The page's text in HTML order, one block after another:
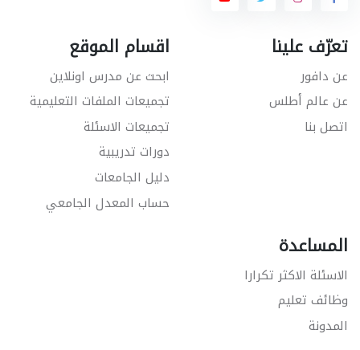
تعرّف علينا
عن دافور
عن عالم أطلس
اتصل بنا
اقسام الموقع
ابحث عن مدرس اونلاين
تجميعات الملفات التعليمية
تجميعات الاسئلة
دورات تدريبية
دليل الجامعات
حساب المعدل الجامعي
المساعدة
الاسئلة الاكثر تكرارا
وظائف تعليم
المدونة